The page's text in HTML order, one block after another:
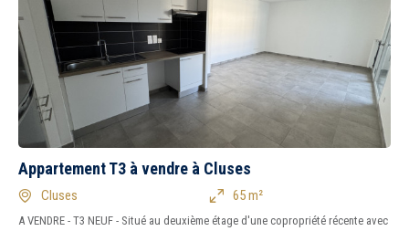
Appartement T3 à vendre à Cluses
Cluses 65 m²
A VENDRE - T3 NEUF - Situé au deuxième étage d'une copropriété récente avec